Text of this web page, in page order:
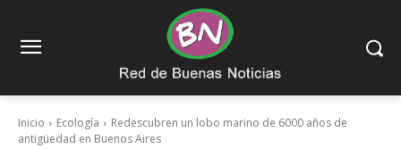
Inicio Ecología
Redescubren un lobo marino de 6000 años de
antigüedad en Buenos Aires